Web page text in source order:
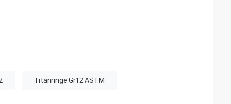
Titanringe Gr12 ASTM